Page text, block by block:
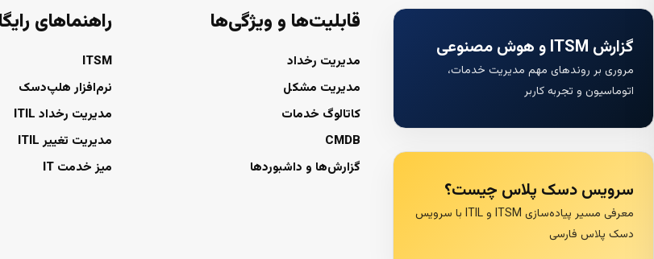
گزارش ITSM و هوش مصنوعی
مروری بر روندهای مهم مدیریت خدمات،
اتوماسیون و تجربه کاربر
سرویس دسک پلاس چیست؟
معرفی مسیر پیاده‌سازی ITSM و ITIL با سرویس
دسک پلاس فارسی
قابلیت‌ها و ویژگی‌ها
مدیریت رخداد
مدیریت مشکل
کاتالوگ خدمات
CMDB
گزارش‌ها و داشبوردها
راهنماهای
ITSM
نرم‌افزار هلپ‌دسک
مدیریت رخداد ITIL
مدیریت تغییر ITIL
میز خدمت IT